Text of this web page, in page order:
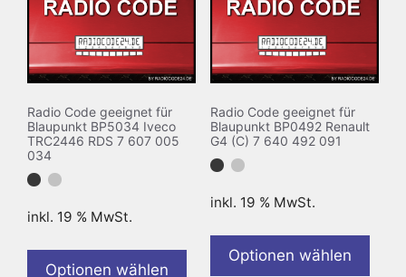
Radio Code geeignet für
Blaupunkt BP5034 Iveco
TRC2446 RDS 7 607 005
034
inkl. 19 % MwSt.
Optionen wählen
Radio Code geeignet für
Blaupunkt BP0492 Renault
G4 (C) 7 640 492 091
inkl. 19 % MwSt.
Optionen wählen